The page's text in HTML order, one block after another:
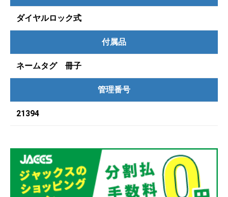
ダイヤルロック式
付属品
ネームタグ 冊子
管理番号
21394